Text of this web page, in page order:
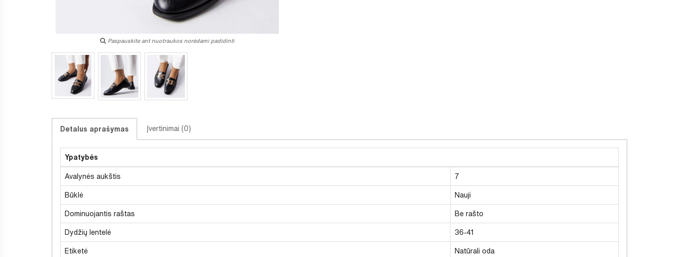
Paspauskite ant nuotraukos norėdami padidinti
Detalus aprašymas Įvertinimai (0)
Ypatybės
Avalynės aukštis 7
Būklė Nauji
Dominuojantis raštas Be rašto
Dydžių lentelė 36-41
Etiketė Natūrali oda